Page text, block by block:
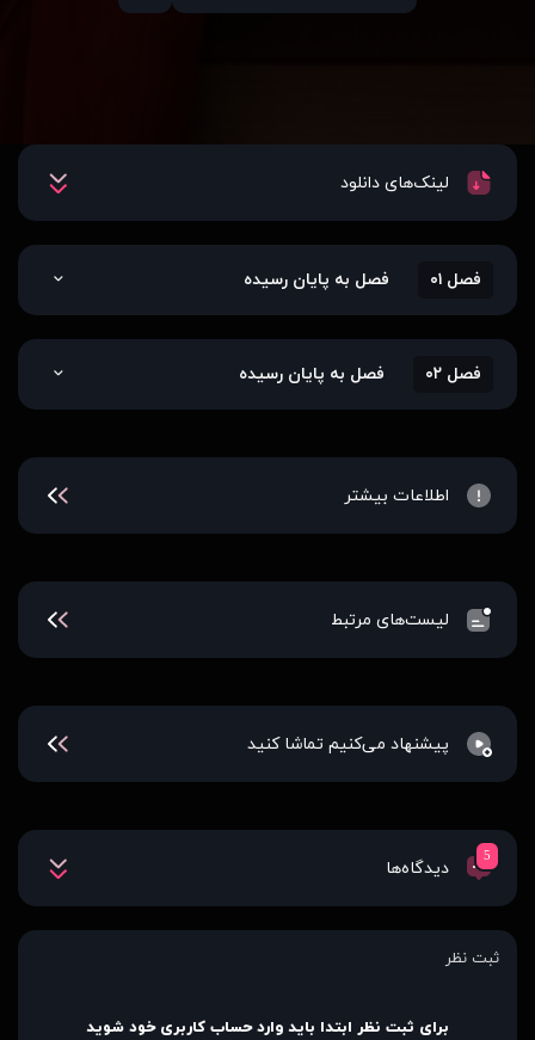
لینک‌های دانلود
فصل ۰۱ فصل به پایان رسیده
فصل ۰۲ فصل به پایان رسیده
اطلاعات بیشتر
لیست‌های مرتبط
پیشنهاد می‌کنیم تماشا کنید
5
دیدگاه‌ها
ثبت نظر
برای ثبت نظر ابتدا باید وارد حساب کاربری خود شوید